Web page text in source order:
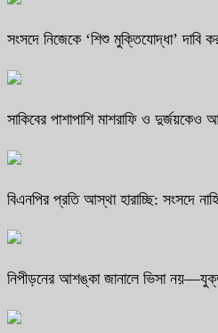
সংসদে নিজেকে ‘শিশু মুক্তিযোদ্ধা’ দাবি
সাকিবের পাশাপাশি মাশরাফি ও
বিএনপির প্রতি আস্থা হারাচ্ছি: সংসদে
নিপীড়নের আশঙ্কা জানালে ভিসা